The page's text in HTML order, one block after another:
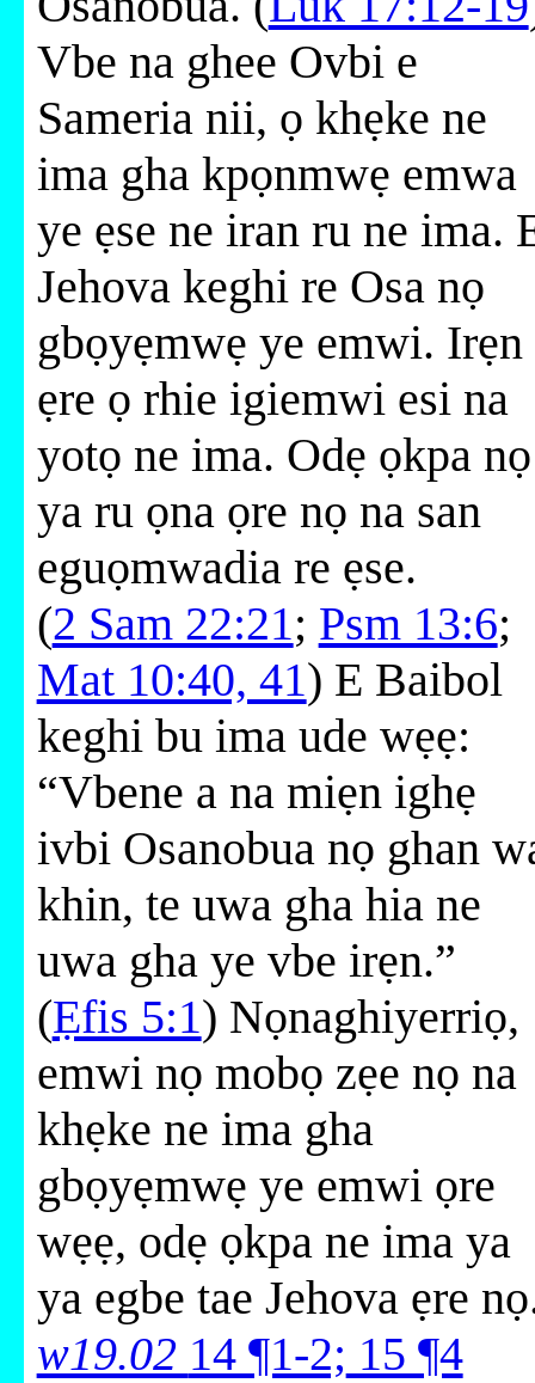
Vbe na ghee Ovbi e
Sameria nii, ọ khẹke ne
ima gha kpọnmwẹ emwa
ye ẹse ne iran ru ne ima.
Jehova keghi re Osa nọ
gbọyẹmwẹ ye emwi. Irẹn
ẹre ọ rhie igiemwi esi na
yotọ ne ima. Odẹ ọkpa nọ
ya ru ọna ọre nọ na san
eguọmwadia re ẹse.
(2 Sam 22:21; Psm 13:6;
Mat 10:40, 41) E Baibol
keghi bu ima ude wẹẹ:
“Vbene a na miẹn ighẹ
ivbi Osanobua nọ ghan
khin, te uwa gha hia ne
uwa gha ye vbe irẹn.”
(Ẹfis 5:1) Nọnaghiyerriọ,
emwi nọ mobọ zẹe nọ na
khẹke ne ima gha
gbọyẹmwẹ ye emwi ọre
wẹẹ, odẹ ọkpa ne ima ya
ya egbe tae Jehova ẹre
w19.02 14 ¶1-2; 15 ¶4